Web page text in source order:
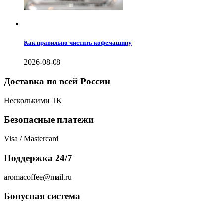
Как правильно чистить кофемашину
2026-08-08
Доставка по всей России
Несколькими ТК
Безопасные платежи
Visa / Mastercard
Поддержка 24/7
aromacoffee@mail.ru
Бонусная система